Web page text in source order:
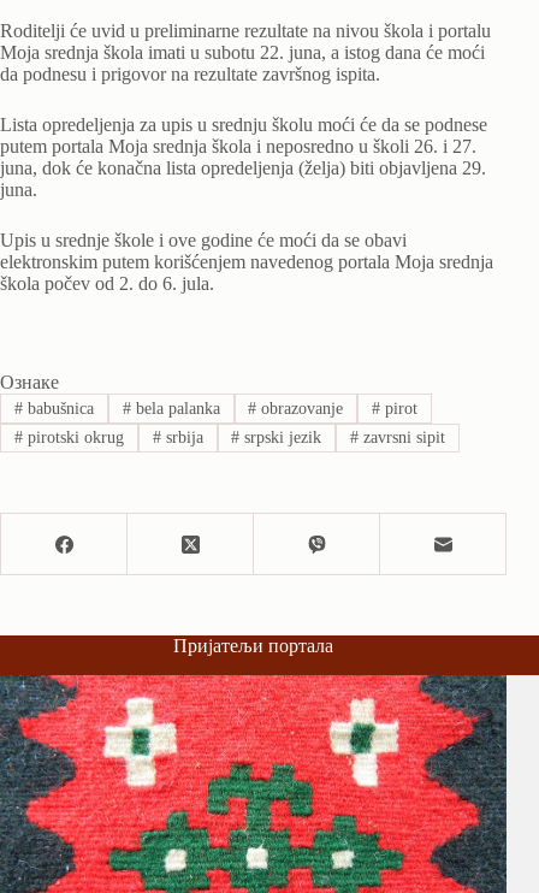
Roditelji će uvid u preliminarne rezultate na nivou škola i portalu
Moja srednja škola imati u subotu 22. juna, a istog dana će moći
da podnesu i prigovor na rezultate završnog ispita.
Lista opredeljenja za upis u srednju školu moći će da se podnese
putem portala Moja srednja škola i neposredno u školi 26. i 27.
juna, dok će konačna lista opredeljenja (želja) biti objavljena 29.
juna.
Upis u srednje škole i ove godine će moći da se obavi
elektronskim putem korišćenjem navedenog portala Moja srednja
škola počev od 2. do 6. jula.
Ознаке
#babušnica #bela palanka # obrazovanje # pirot
#pirotski okrug #srbija # srpski jezik # zavrsni sipit
Пријатељи портала